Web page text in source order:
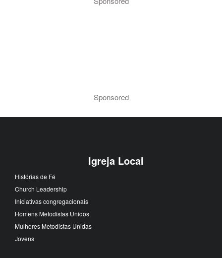
Sponsored
Igreja Local
Histórias de Fé
Church Leadership
Iniciativas congregacionais
Homens Metodistas Unidos
Mulheres Metodistas Unidas
Jovens